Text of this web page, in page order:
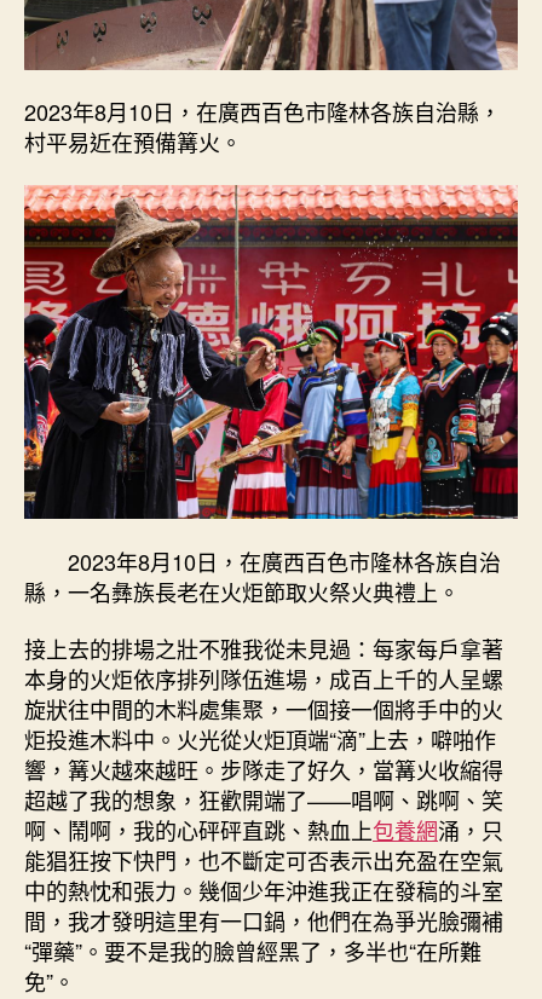
2023年8月10日，在廣西百色市隆林各族自治縣，
村平易近在預備篝火。
2023年8月10日，在廣西百色市隆林各族自治
縣，一名彝族長老在火炬節取火祭火典禮上。
接上去的排場之壯不雅我從未見過：每家每戶拿著
本身的火炬依序排列隊伍進場，成百上千的人呈螺
旋狀往中間的木料處集聚，一個接一個將手中的火
炬投進木料中。火光從火炬頂端“滴”上去，噼啪作
響，篝火越來越旺。步隊走了好久，當篝火收縮得
超越了我的想象，狂歡開端了——唱啊、跳啊、笑
啊、鬧啊，我的心砰砰直跳、熱血上包養網涌，只
能猖狂按下快門，也不斷定可否表示出充盈在空氣
中的熱忱和張力。幾個少年沖進我正在發稿的斗室
間，我才發明這里有一口鍋，他們在為爭光臉彌補
“彈藥”。要不是我的臉曾經黑了，多半也“在所難
免”。